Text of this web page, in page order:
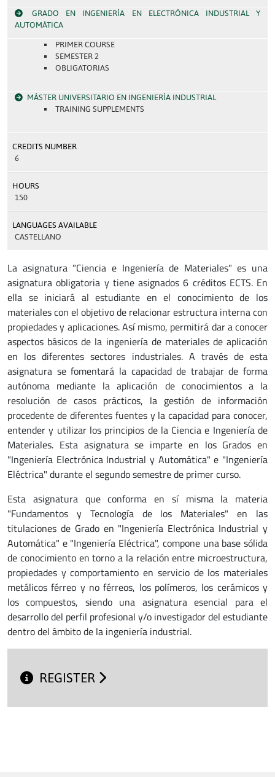
GRADO EN INGENIERÍA EN ELECTRÓNICA INDUSTRIAL Y
AUTOMÁTICA
PRIMER COURSE
SEMESTER 2
OBLIGATORIAS
MÁSTER UNIVERSITARIO EN INGENIERÍA INDUSTRIAL
TRAINING SUPPLEMENTS
CREDITS NUMBER
6
HOURS
150
LANGUAGES AVAILABLE
CASTELLANO
La asignatura "Ciencia e Ingeniería de Materiales" es una
asignatura obligatoria y tiene asignados 6 créditos ECTS. En
ella se iniciará al estudiante en el conocimiento de los
materiales con el objetivo de relacionar estructura interna con
propiedades y aplicaciones. Así mismo, permitirá dar a conocer
aspectos básicos de la ingeniería de materiales de aplicación
en los diferentes sectores industriales. A través de esta
asignatura se fomentará la capacidad de trabajar de forma
autónoma mediante la aplicación de conocimientos a la
resolución de casos prácticos, la gestión de información
procedente de diferentes fuentes y la capacidad para conocer,
entender y utilizar los principios de la Ciencia e Ingeniería de
Materiales. Esta asignatura se imparte en los Grados en
"Ingeniería Electrónica Industrial y Automática" e "Ingeniería
Eléctrica" durante el segundo semestre de primer curso.
Esta asignatura que conforma en sí misma la materia
"Fundamentos y Tecnología de los Materiales" en las
titulaciones de Grado en "Ingeniería Electrónica Industrial y
Automática" e "Ingeniería Eléctrica", compone una base sólida
de conocimiento en torno a la relación entre microestructura,
propiedades y comportamiento en servicio de los materiales
metálicos férreo y no férreos, los polímeros, los cerámicos y
los compuestos, siendo una asignatura esencial para el
desarrollo del perfil profesional y/o investigador del estudiante
dentro del ámbito de la ingeniería industrial.
REGISTER